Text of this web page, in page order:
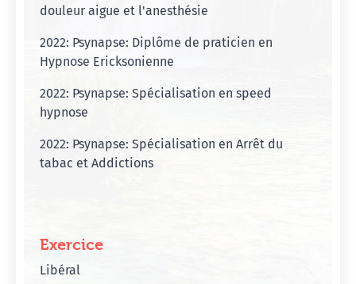
douleur aigue et l'anesthésie
2022: Psynapse: Diplôme de praticien en
Hypnose Ericksonienne
2022: Psynapse: Spécialisation en speed
hypnose
2022: Psynapse: Spécialisation en Arrêt du
tabac et Addictions
Exercice
Libéral